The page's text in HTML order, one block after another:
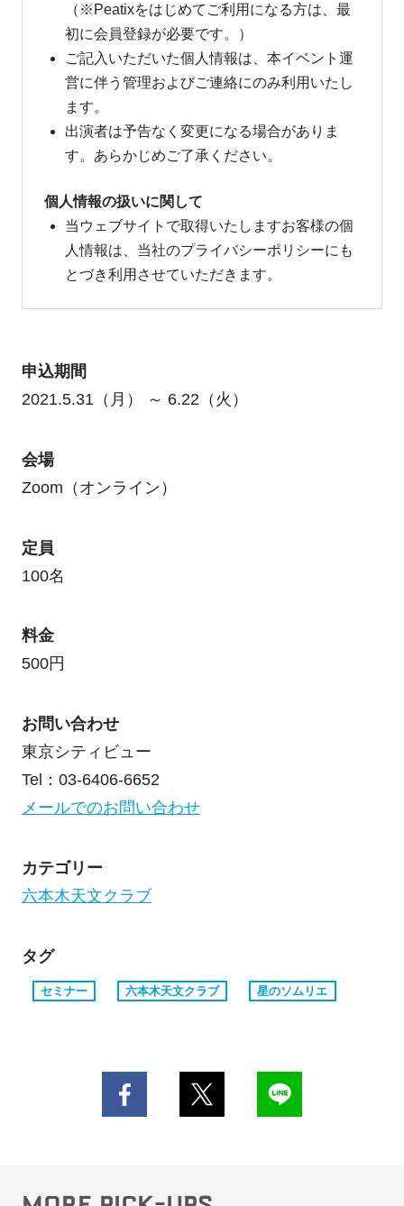
（※Peatixをはじめてご利用になる方は、最
初に会員登録が必要です。）
ご記入いただいた個人情報は、本イベント運
営に伴う管理およびご連絡にのみ利用いたし
ます。
出演者は予告なく変更になる場合がありま
す。あらかじめご了承ください。
個人情報の扱いに関して
当ウェブサイトで取得いたしますお客様の個
人情報は、当社のプライバシーポリシーにも
とづき利用させていただきます。
申込期間
2021.5.31（月） ～ 6.22（火）
会場
Zoom（オンライン）
定員
100名
料金
500円
お問い合わせ
東京シティビュー
Tel：03-6406-6652
メールでのお問い合わせ
カテゴリー
六本木天文クラブ
タグ
セミナー 六本木天文クラブ 星のソムリエ